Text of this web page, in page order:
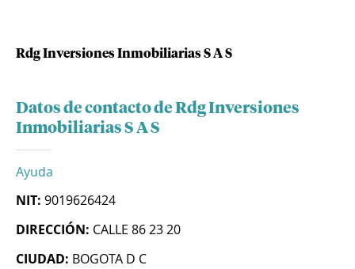
Rdg Inversiones Inmobiliarias S A S
Datos de contacto de Rdg Inversiones
Inmobiliarias S A S
Ayuda
NIT: 9019626424
DIRECCIÓN: CALLE 86 23 20
CIUDAD: BOGOTA D C